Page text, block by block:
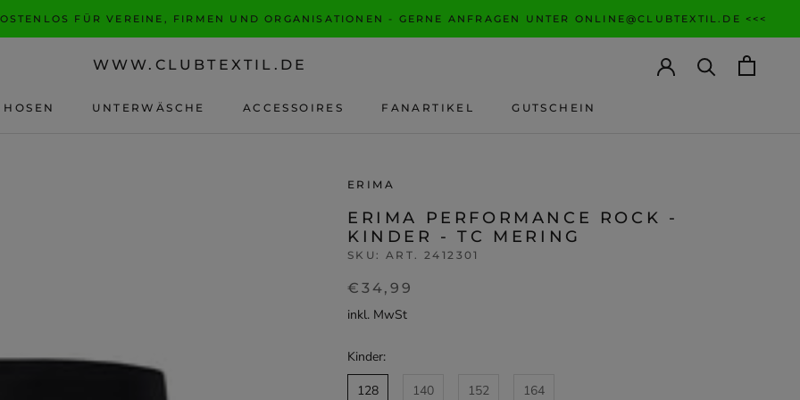
FÜR VEREINE, FIRMEN UND ORGANISATIONEN - GERNE ANFRAGEN UNTER ONLINE@CLUBTEXTIL.DE <<<
HOSEN UNTERWÄSCHE ACCESSOIRES
FANARTIKEL
GUTSCHEIN
WWW.CLUBTEXTIL.DE
ERIMA
ERIMA PERFORMANCE ROCK -
KINDER - TC MERING
SKU: ART. 2412301
€34,99
inkl. MwSt
Kinder:
128
140 152 164